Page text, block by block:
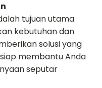
tujuan utama
kebutuhan dan
solusi yang
membantu Anda
seputar